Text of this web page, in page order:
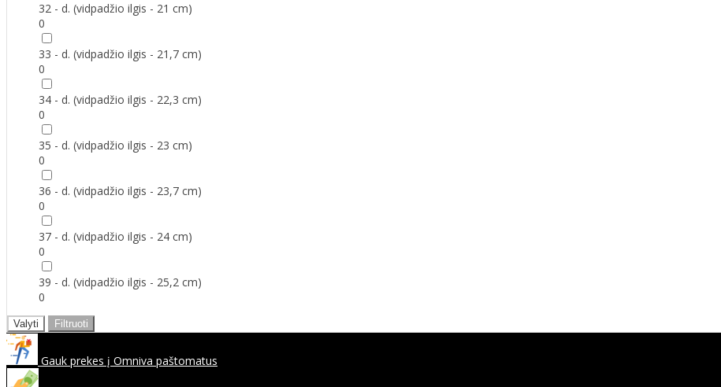
32 - d. (vidpadžio ilgis - 21 cm)
0
33 - d. (vidpadžio ilgis - 21,7 cm)
0
34 - d. (vidpadžio ilgis - 22,3 cm)
0
35 - d. (vidpadžio ilgis - 23 cm)
0
36 - d. (vidpadžio ilgis - 23,7 cm)
0
37 - d. (vidpadžio ilgis - 24 cm)
0
39 - d. (vidpadžio ilgis - 25,2 cm)
0
Valyti Filtruoti
Gauk prekes į Omniva paštomatus